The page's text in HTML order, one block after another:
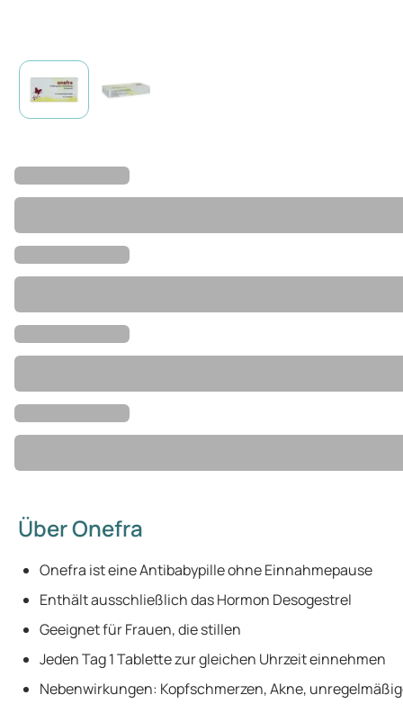
Über Onefra
Onefra ist eine Antibabypille ohne Einnahmepause
Enthält ausschließlich das Hormon Desogestrel
Geeignet für Frauen, die stillen
Jeden Tag 1 Tablette zur gleichen Uhrzeit einnehmen
Nebenwirkungen: Kopfschmerzen, Akne,